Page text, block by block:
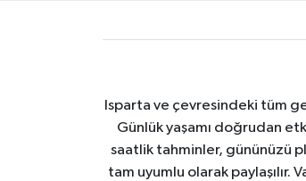
Isparta ve çevresindeki tüm
Günlük yaşamı doğrudan
saatlik tahminler, gününüzü
tam uyumlu olarak paylaşılır.